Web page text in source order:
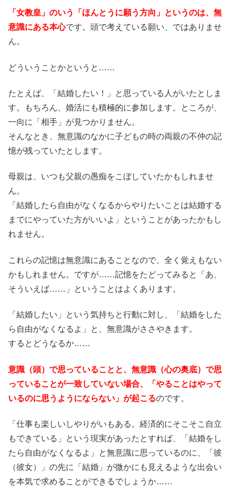
「女教皇」のいう「ほんとうに願う方向」というのは、無
意識にある本心です。頭で考えている願い、ではありませ
ん。
どういうことかというと……
たとえば、「結婚したい！」と思っている人がいたとしま
す。もちろん、婚活にも積極的に参加します。ところが、
一向に「相手」が見つかりません。
そんなとき、無意識のなかに子どもの時の両親の不仲の記
憶が残っていたとします。
母親は、いつも父親の愚痴をこぼしていたかもしれませ
ん。
「結婚したら自由がなくなるからやりたいことは結婚する
までにやっていた方がいいよ」ということがあったかもし
れません。
これらの記憶は無意識にあることなので、全く覚えもない
かもしれません。ですが……記憶をたどってみると「あ、
そういえば……」ということはよくあります。
「結婚したい」という気持ちと行動に対し、「結婚をした
ら自由がなくなるよ」と、無意識がささやきます。
するとどうなるか……
意識（頭）で思っていることと、無意識（心の奥底）で思
っていることが一致していない場合、「やることはやって
いるのに思うようにならない」が起こるのです。
「仕事も楽しいしやりがいもある。経済的にそこそこ自立
もできている」という現実があったとすれば、「結婚をし
たら自由がなくなるよ」と無意識に思っているのに、「彼
（彼女）」の先に「結婚」が微かにも見えるような出会い
を本気で求めることができるでしょうか……